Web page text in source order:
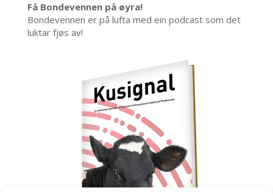
Få Bondevennen på øyra!
Bondevennen er på lufta med ein podcast som det
luktar fjøs av!